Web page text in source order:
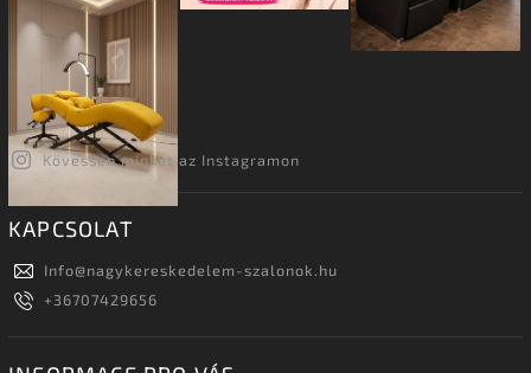
Kövessen minket az Instagramon
KAPCSOLAT
Info@nagykereskedelem-szalonok.hu
+36707429656